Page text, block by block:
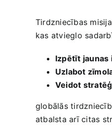
Tirdzniecības
kas atvieglo
Izpētīt jaunas
Uzlabot
Veidot
globālās
atbalsta arī citas